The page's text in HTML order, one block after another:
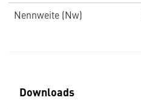
Nennweite (Nw)
Downloads